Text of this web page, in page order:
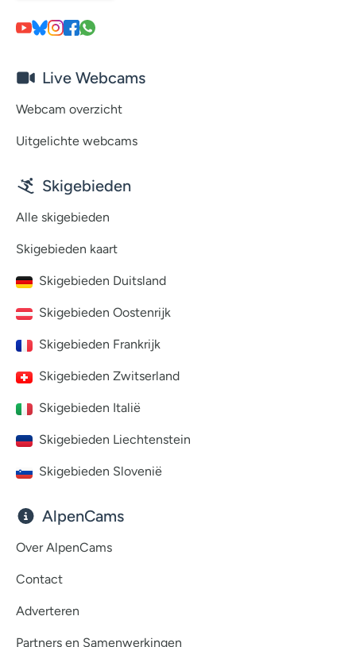
Live Webcams
Webcam overzicht
Uitgelichte webcams
Skigebieden
Alle skigebieden
Skigebieden kaart
Skigebieden Duitsland
Skigebieden Oostenrijk
Skigebieden Frankrijk
Skigebieden Zwitserland
Skigebieden Italië
Skigebieden Liechtenstein
Skigebieden Slovenië
AlpenCams
Over AlpenCams
Contact
Adverteren
Partners en Samenwerkingen